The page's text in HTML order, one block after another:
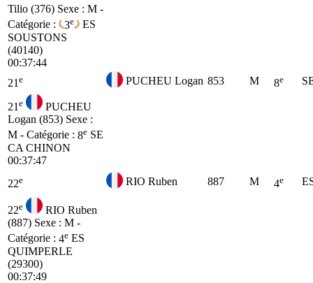
Tilio (376) Sexe : M -
Catégorie :
3e
ES
SOUSTONS
(40140)
00:37:44
21 e PUCHEU Logan 853 M 8e
21 e
PUCHEU
Logan (853) Sexe :
M - Catégorie : 8e SE
CA CHINON
00:37:47
22e RIO Ruben 887 M 4e
22e
RIO Ruben
(887) Sexe : M -
Catégorie : 4e ES
QUIMPERLE
(29300)
00:37:49